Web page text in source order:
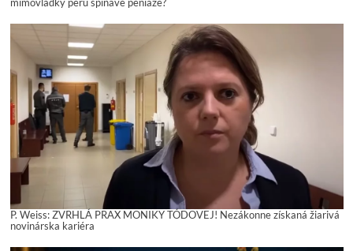
P. Weiss: ZVRHLÁ PRAX MONIKY TÓDOVEJ! Nezákonne získaná žiarivá
novinárska kariéra